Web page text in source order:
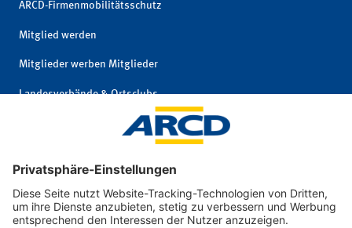
ARCD-Firmenmobilitätsschutz
Mitglied werden
Mitglieder werben Mitglieder
Landesverbände & Ortsclubs
Mitgliedschaft kündigen